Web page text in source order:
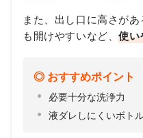
また、出し口に高さが
も開けやすいなど、使
おすすめポイント
必要十分な洗浄力
液ダレしにくいボト